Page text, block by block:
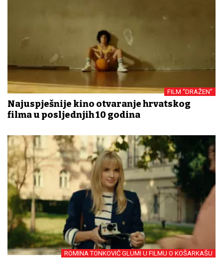
FILM "DRAŽEN"
Najuspješnije kino otvaranje hrvatskog
filma u posljednjih 10 godina
ROMINA TONKOVIĆ GLUMI U FILMU O KOŠARKAŠU